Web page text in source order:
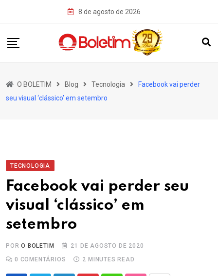
8 de agosto de 2026
O BOLETIM Blog Tecnologia
Facebook vai perder
seu visual ‘clássico’ em setembro
TECNOLOGIA
Facebook vai perder seu
visual ‘clássico’ em
setembro
PORO BOLETIM
21 DE AGOSTO DE 2020
0 COMENTÁRIOS 2 MINUTES READ